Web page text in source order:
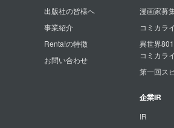
出版社の皆様へ
事業紹介
Renta!の特徴
お問い合わせ
漫画家募
コミカラ
異世界801
コミカラ
第一回ス
企業IR
IR